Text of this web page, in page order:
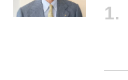
1.